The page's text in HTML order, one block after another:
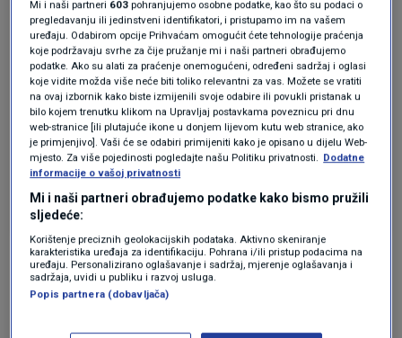
pametno za reći eto,ostali bez INA-e ,bez plina i
sada se kao i obično prodaje pamet!!! Pitajte
"obične" građane ,jesu li i oni ovako opušteni i
vjeruju li zaista u sve ove nebuloze koje iznose ti
stručnjaci???!! Ma kaj je to za nas ,pa ima
hrvatska love ohohoho ,ma nema zime!!
Napravite anketu među ljudima pa to iznosite
,ali istinito!!
Odgovor
Mi i naši partneri 603 pohranjujemo osobne podatke, kao što su podaci o
pregledavanju ili jedinstveni identifikatori, i pristupamo im na vašem
uređaju. Odabirom opcije Prihvaćam omogućit ćete tehnologije praćenja
koje podržavaju svrhe za čije pružanje mi i naši partneri obrađujemo
podatke. Ako su alati za praćenje onemogućeni, određeni sadržaj i oglasi
koje vidite možda više neće biti toliko relevantni za vas. Možete se vratiti
na ovaj izbornik kako biste izmijenili svoje odabire ili povukli pristanak u
bilo kojem trenutku klikom na Upravljaj postavkama poveznicu pri dnu
web-stranice [ili plutajuće ikone u donjem lijevom kutu web stranice, ako
je primjenjivo]. Vaši će se odabiri primijeniti kako je opisano u dijelu Web-
mjesto. Za više pojedinosti pogledajte našu Politiku privatnosti.
Dodatne
informacije o vašoj privatnosti
Mi i naši partneri obrađujemo podatke kako bismo pružili
sljedeće:
Korištenje preciznih geolokacijskih podataka. Aktivno skeniranje
karakteristika uređaja za identifikaciju. Pohrana i/ili pristup podacima na
uređaju. Personalizirano oglašavanje i sadržaj, mjerenje oglašavanja i
sadržaja, uvidi u publiku i razvoj usluga.
Popis partnera (dobavljača)